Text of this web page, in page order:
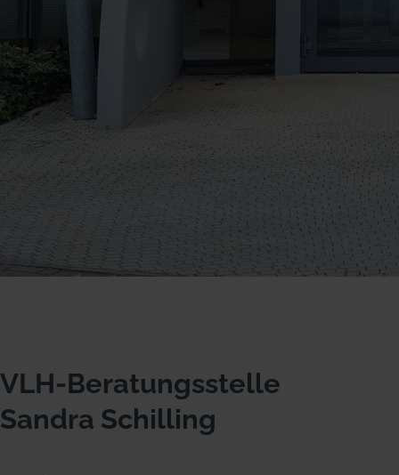
VLH-Beratungsstelle
Sandra Schilling